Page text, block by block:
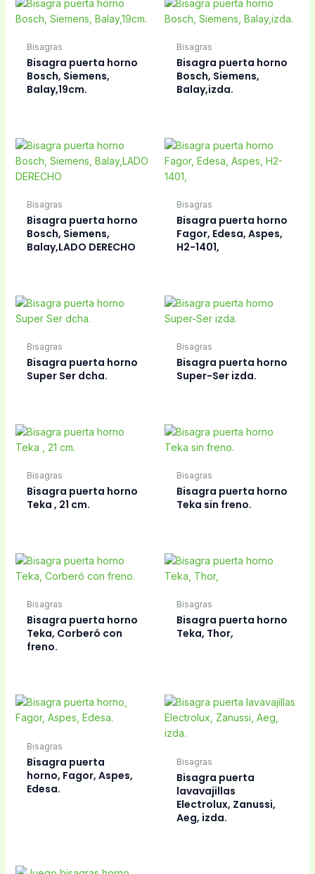
Bisagras
Bisagra puerta horno
Bosch, Siemens,
Balay,19cm.
Bisagras
Bisagra puerta horno
Bosch, Siemens,
Balay,izda.
Bisagras
Bisagra puerta horno
Bosch, Siemens,
Balay,LADO DERECHO
Bisagras
Bisagra puerta horno
Fagor, Edesa, Aspes,
H2-1401,
Bisagras
Bisagra puerta horno
Super Ser dcha.
Bisagras
Bisagra puerta horno
Super-Ser izda.
Bisagras
Bisagra puerta horno
Teka , 21 cm.
Bisagras
Bisagra puerta horno
Teka sin freno.
Bisagras
Bisagra puerta horno
Teka, Corberó con
freno.
Bisagras
Bisagra puerta horno
Teka, Thor,
Bisagras
Bisagra puerta
horno, Fagor, Aspes,
Edesa.
Bisagras
Bisagra puerta
lavavajillas
Electrolux, Zanussi,
Aeg, izda.